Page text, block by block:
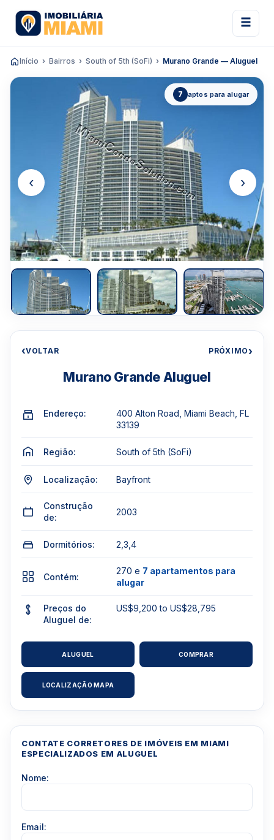
Início Bairros South of 5th (SoFi) Murano Grande — Aluguel
7 aptos para alugar
‹ ›
‹VOLTAR PRÓXIMO›
Murano Grande Aluguel
Endereço:
400 Alton Road, Miami Beach, FL
33139
Região: South of 5th (SoFi)
Localização: Bayfront
Construção
de:
2003
Dormitórios: 2,3,4
Contém:
270 e 7 apartamentos para
alugar
Preços do
Aluguel de:
US$9,200 to US$28,795
ALUGUEL COMPRAR
LOCALIZAÇÃO MAPA
CONTATE CORRETORES DE IMÓVEIS EM MIAMI
ESPECIALIZADOS EM ALUGUEL
Nome:
Email: